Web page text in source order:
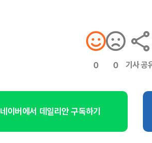
0 0 기사 공
네이버에서 데일리안 구독하기